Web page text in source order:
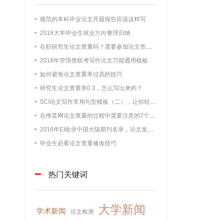
规范的本科毕业论文开题报告应该这样写
2018大学毕业生就业方向整理归纳
在职研究生论文查重吗？需要参加论文答辩吗？
2018年管理类联考写作论文万能通用模板
如何避免论文查重率过高的技巧
研究生论文查重率0.3，怎么写出来的？
SCI论文写作常用句型模板（二），让你轻松过查重
在维普网论文查重的过程中需要注意的7个问题【最新版维普论文】
2016年EI收录中国大陆期刊名录，论文发表必备
毕业生必看论文查重修改技巧
热门关键词
学术新闻 论文检测 大学新闻